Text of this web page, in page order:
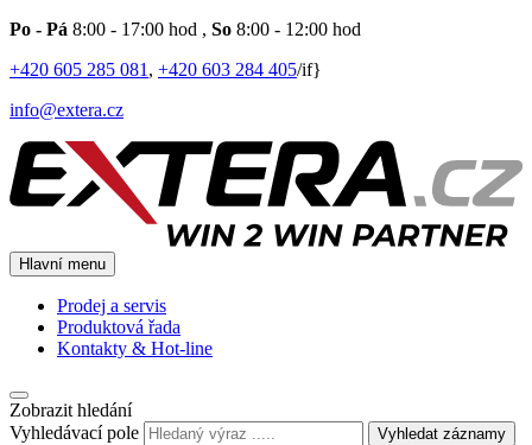
Po - Pá 8:00 - 17:00 hod , So 8:00 - 12:00 hod
+420 605 285 081 , +420 603 284 405/if}
info@extera.cz
Hlavní menu
Prodej a servis
Produktová řada
Kontakty & Hot-line
Zobrazit hledání
Vyhledávací pole
Vyhledat záznamy